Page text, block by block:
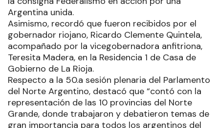
Argentina unida.
Asimismo, recordó que fueron recibidos por el
gobernador riojano, Ricardo Clemente Quintela,
acompañado por la vicegobernadora anfitriona,
Teresita Madera, en la Residencia 1 de Casa de
Gobierno de La Rioja.
Respecto a la 50.a sesión plenaria del Parlamento
del Norte Argentino, destacó que “contó con la
representación de las 10 provincias del Norte
Grande, donde trabajaron y debatieron temas de
gran importancia para todos los argentinos del